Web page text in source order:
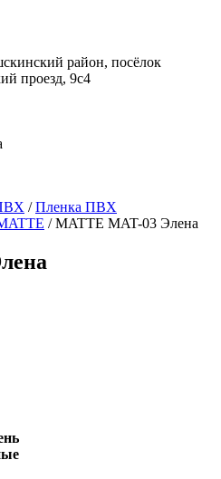
район, посёлок
проезд, 9с4
/Пленка ПВХ
/MATTE MAT-03 Элена